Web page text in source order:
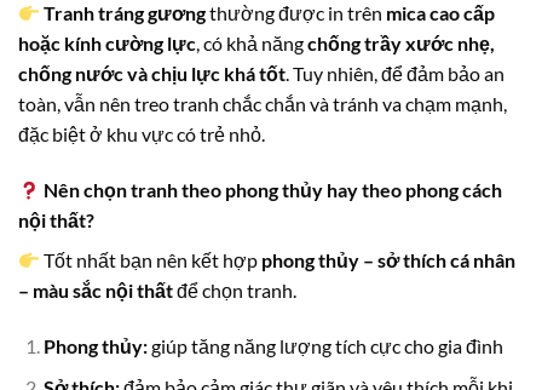
Tranh tráng gươngthường được in trên mica cao cấp
hoặc kính cường lực, có khả năngchống trầy xước nhẹ,
chống nước và chịu lực khá tốt. Tuy nhiên, để đảm bảo an
toàn, vẫn nên treo tranh chắc chắn và tránh va chạm mạnh,
đặc biệt ở khu vực có trẻ nhỏ.
Nên chọn tranh theo phong thủy hay theo phong cách
nội thất?
Tốt nhất bạn nên kết hợp phong thủy – sở thích cá nhân
– màu sắc nội thấtđể chọn tranh.
Phong thủy:giúp tăng năng lượng tích cực cho gia đình